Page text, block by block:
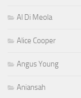
Al Di Meola
Alice Cooper
Angus Young
Aniansah